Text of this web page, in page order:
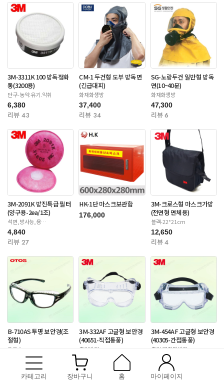
카테고리 장바구니 홈 마이페이지
3M-3311K 100 방독정화
통(3200용)
단구-농약.유기.악취
6,380
리뷰 43
CM-1 두건형 도부 방독면
(긴급대피)
화재화생방
37,400
리뷰 34
SG-노랑두건 일반형 방독
면(10~40분)
화재화생방
47,300
리뷰 6
3M-2091K 방진특급 필터
(양구용-2ea/1조)
석면,방사능,용
접-6000/65020/7000S
4,840
리뷰 27
HK-1단 마스크보관함
176,000
3M-크로스형 마스크가방
(전면형 면체용)
블랙-22*21cm
12,650
리뷰 4
B-710AS 투명 보안경(조
절형)
오토스
리뷰 175
3M-332AF 고글형 보안경
(40651-직접통풍)
충격방지
3,630
리뷰 9
3M-454AF 고글형 보안경
(40305-간접통풍)
충격/물질튐방지
14,300
리뷰 12